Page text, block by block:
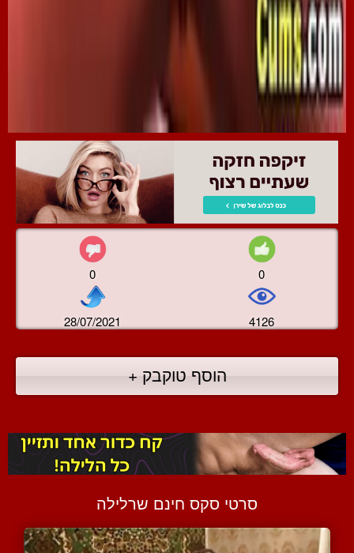
0 0
28/07/2021 4126
הוסף טוקבק +
סרטי סקס חינם שרלילה